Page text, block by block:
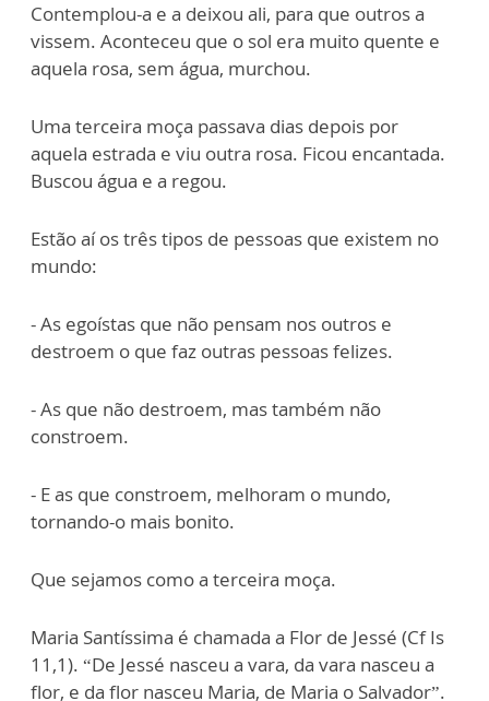
Contemplou-a e a deixou ali, para que outros a
vissem. Aconteceu que o sol era muito quente e
aquela rosa, sem água, murchou.
Uma terceira moça passava dias depois por
aquela estrada e viu outra rosa. Ficou encantada.
Buscou água e a regou.
Estão aí os três tipos de pessoas que existem no
mundo:
- As egoístas que não pensam nos outros e
destroem o que faz outras pessoas felizes.
- As que não destroem, mas também não
constroem.
- E as que constroem, melhoram o mundo,
tornando-o mais bonito.
Que sejamos como a terceira moça.
Maria Santíssima é chamada a Flor de Jessé (Cf Is
11,1). “De Jessé nasceu a vara, da vara nasceu a
flor, e da flor nasceu Maria, de Maria o Salvador”.